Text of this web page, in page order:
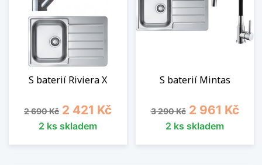
S baterií Riviera X
Běžná cena
2 690 Kč Cena
2 421 Kč
2 ks skladem
S baterií Mintas
Běžná cena
3 290 Kč Cena
2 961 Kč
2 ks skladem